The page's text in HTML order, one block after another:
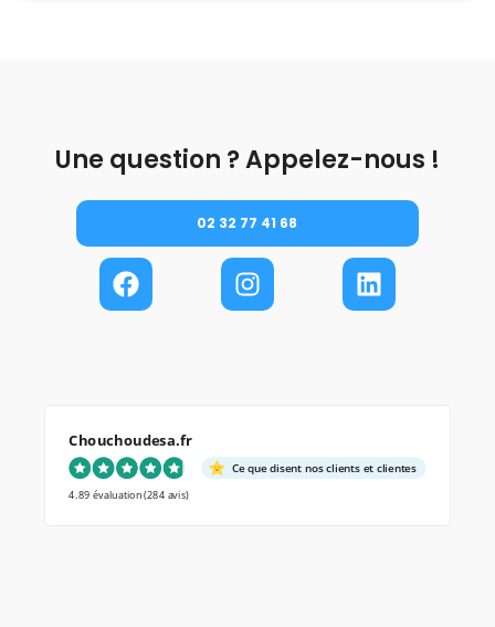
Une question ? Appelez-nous !
02 32 77 41 68
Chouchoudesa.fr
Ce que disent nos clients et clientes
4.89 évaluation(284 avis)